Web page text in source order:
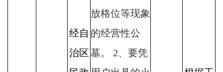
经自
治区
放格位等现象
的经营性公
墓。 2、要凭